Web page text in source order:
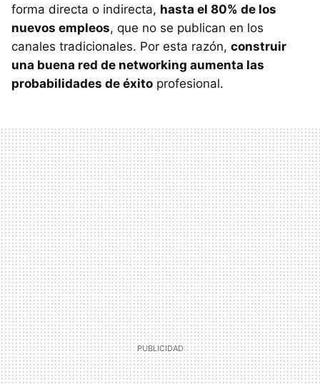
forma directa o indirecta, hasta el 80% de los
nuevos empleos, que no se publican en los
canales tradicionales. Por esta razón, construir
una buena red de networking aumenta las
probabilidades de éxito profesional.